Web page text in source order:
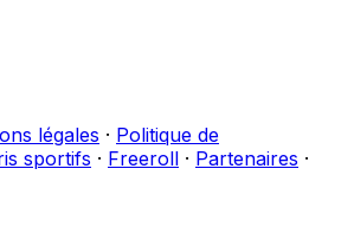
légales · Politique de
sportifs · Freeroll · Partenaires ·